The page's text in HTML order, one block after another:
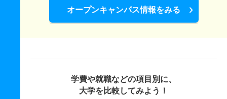
オープンキャンパス情報をみる
学費や就職などの項目別に、
大学を比較してみよう！